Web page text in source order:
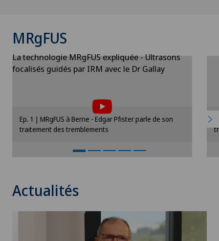
MRgFUS
La technologie MRgFUS expliquée - Ultrasons
focalisés guidés par IRM avec le Dr Gallay
Veuillez activer l’option correspondante dans
les paramètres des cookies.
Ep. 1 | MRgFUS à Berne - Edgar Pfister parle de son
traitement des tremblements
Actualités